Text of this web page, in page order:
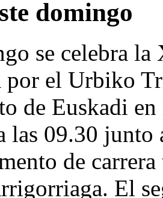
domingo
se celebra
por el Urbiko
de Euskadi
las 09.30
de
El